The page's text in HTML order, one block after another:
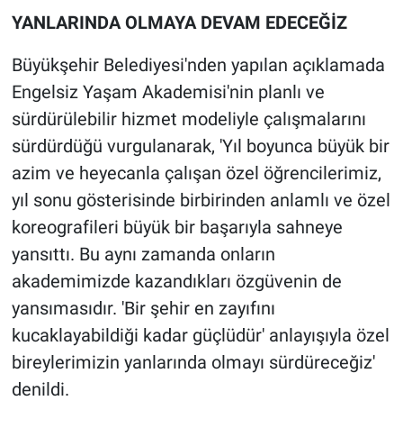
YANLARINDA OLMAYA DEVAM EDECEĞİZ
Büyükşehir Belediyesi'nden yapılan açıklamada
Engelsiz Yaşam Akademisi'nin planlı ve
sürdürülebilir hizmet modeliyle çalışmalarını
sürdürdüğü vurgulanarak, 'Yıl boyunca büyük bir
azim ve heyecanla çalışan özel öğrencilerimiz,
yıl sonu gösterisinde birbirinden anlamlı ve özel
koreografileri büyük bir başarıyla sahneye
yansıttı. Bu aynı zamanda onların
akademimizde kazandıkları özgüvenin de
yansımasıdır. 'Bir şehir en zayıfını
kucaklayabildiği kadar güçlüdür' anlayışıyla özel
bireylerimizin yanlarında olmayı sürdüreceğiz'
denildi.